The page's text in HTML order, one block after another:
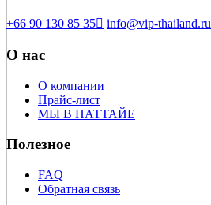
+66 90 130 85 35 info@vip-thailand.ru
О нас
О компании
Прайс-лист
МЫ В ПАТТАЙЕ
Полезное
FAQ
Обратная связь